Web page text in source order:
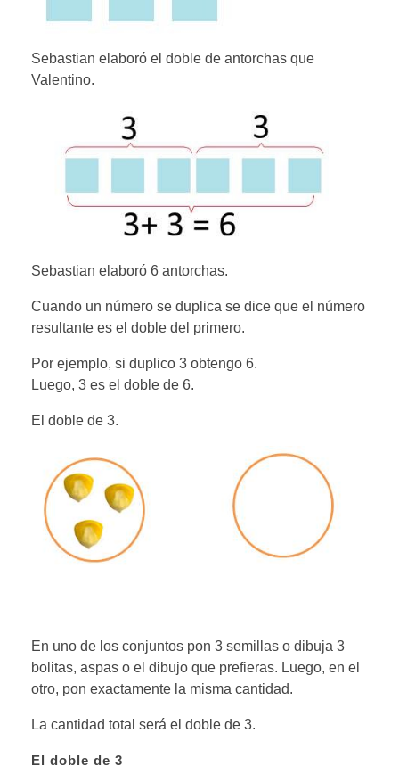
Sebastian elaboró el doble de antorchas que
Valentino.
Sebastian elaboró 6 antorchas.
Cuando un número se duplica se dice que el número
resultante es el doble del primero.
Por ejemplo, si duplico 3 obtengo 6.
Luego, 3 es el doble de 6.
El doble de 3.
En uno de los conjuntos pon 3 semillas o dibuja 3
bolitas, aspas o el dibujo que prefieras. Luego, en el
otro, pon exactamente la misma cantidad.
La cantidad total será el doble de 3.
El doble de 3